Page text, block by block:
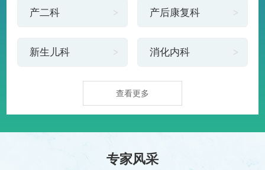
产二科 产后康复科
新生儿科 消化内科
查看更多
专家风采